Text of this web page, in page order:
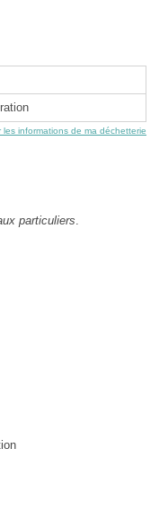
les informations de ma déchetterie
particuliers